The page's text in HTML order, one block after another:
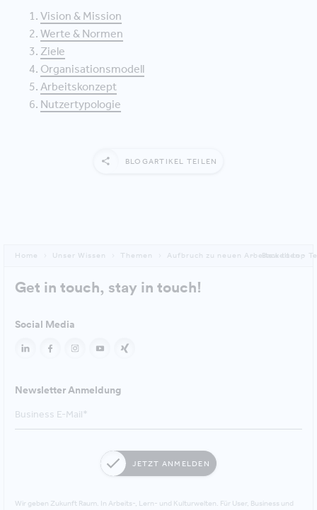
Vision & Mission
Werte & Normen
Ziele
Organisationsmodell
Arbeitskonzept
Nutzertypologie
BLOGARTIKEL TEILEN
Home Unser Wissen Themen Aufbruch zu neuen Arbeitswelten -
Back to top
Get in touch, stay in touch!
Social Media
Newsletter Anmeldung
JETZT ANMELDEN
Wir geben Zukunft Raum. In Arbeits-, Lern- und Kulturwelten. Für User, Business und